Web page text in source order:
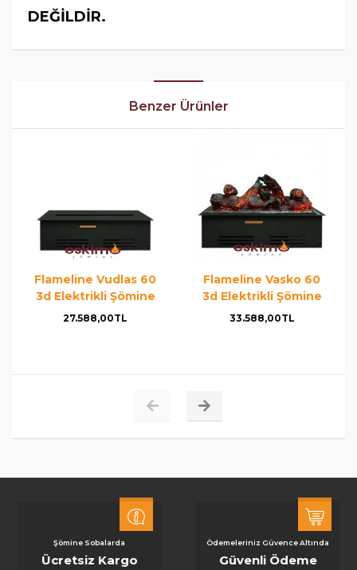
DEĞİLDİR.
Benzer Ürünler
Flameline Vudlas 60
3d Elektrikli Şömine
27.588,00TL
Flameline Vasko 60
3d Elektrikli Şömine
33.588,00TL
Şömine Sobalarda
Ücretsiz Kargo
Ödemeleriniz Güvence Altında
Güvenli Ödeme